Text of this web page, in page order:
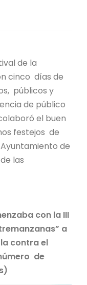
de la
cinco días de
públicos y
de público
el buen
festejos de
de
las
con la III
a
contra el
de